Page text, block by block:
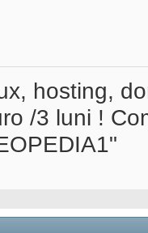
hosting,
/3 luni !